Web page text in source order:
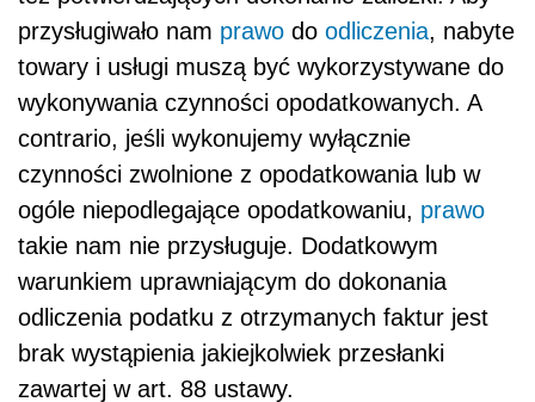
przysługiwało nam prawo do odliczenia, nabyte
towary i usługi muszą być wykorzystywane do
wykonywania czynności opodatkowanych. A
contrario, jeśli wykonujemy wyłącznie
czynności zwolnione z opodatkowania lub w
ogóle niepodlegające opodatkowaniu, prawo
takie nam nie przysługuje. Dodatkowym
warunkiem uprawniającym do dokonania
odliczenia podatku z otrzymanych faktur jest
brak wystąpienia jakiejkolwiek przesłanki
zawartej w art. 88 ustawy.